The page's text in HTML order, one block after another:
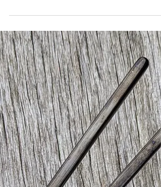
bílkovinu - houby, tofu nebo třeba krevety s
něčím kyselým, čerstvou zeleninou a
majonézou. A svět bude hned hezčí! Těsto
na knedlíčky #pšeničnámouka hladká 400 g
#droždí čerstvé 15 g #mléko 200 ml
#třtinovýcukr 3 lžíce #kypřícíprášek
bezfosfátový 1 lžička #sůl špetka
#slunečnicovýolej na vymazání mís